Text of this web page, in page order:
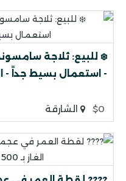
- استعمال بسيط جداً -
$0 الشارقة